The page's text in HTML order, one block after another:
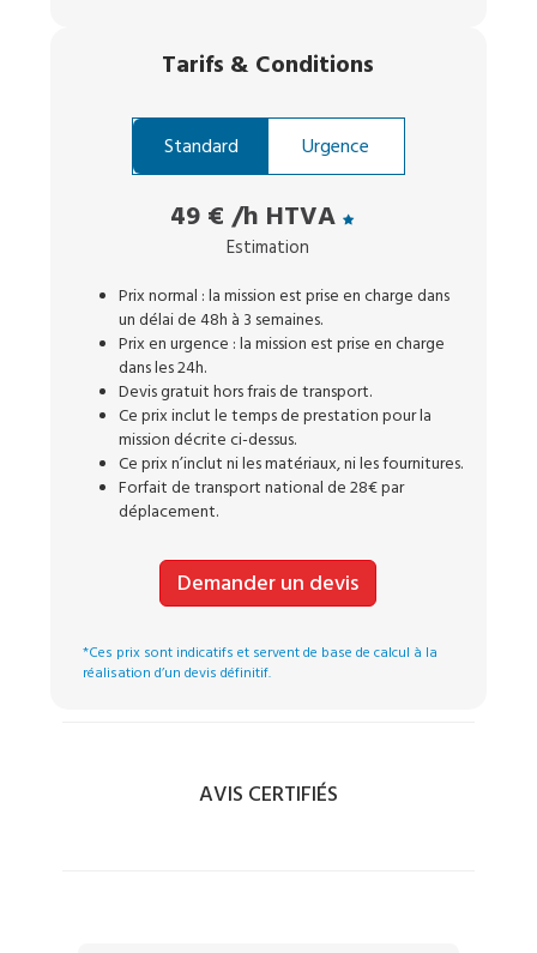
Tarifs & Conditions
Standard Urgence
49 € /h HTVA
Estimation
Prix normal : la mission est prise en charge dans
un délai de 48h à 3 semaines.
Prix en urgence : la mission est prise en charge
dans les 24h.
Devis gratuit hors frais de transport.
Ce prix inclut le temps de prestation pour la
mission décrite ci-dessus.
Ce prix n’inclut ni les matériaux, ni les fournitures.
Forfait de transport national de 28€ par
déplacement.
Demander un devis
*Ces prix sont indicatifs et servent de base de calcul à la
réalisation d’un devis définitif.
AVIS CERTIFIÉS